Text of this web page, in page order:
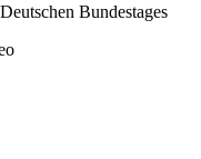
Bundestages